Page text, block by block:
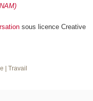
sous licence Creative
| Travail